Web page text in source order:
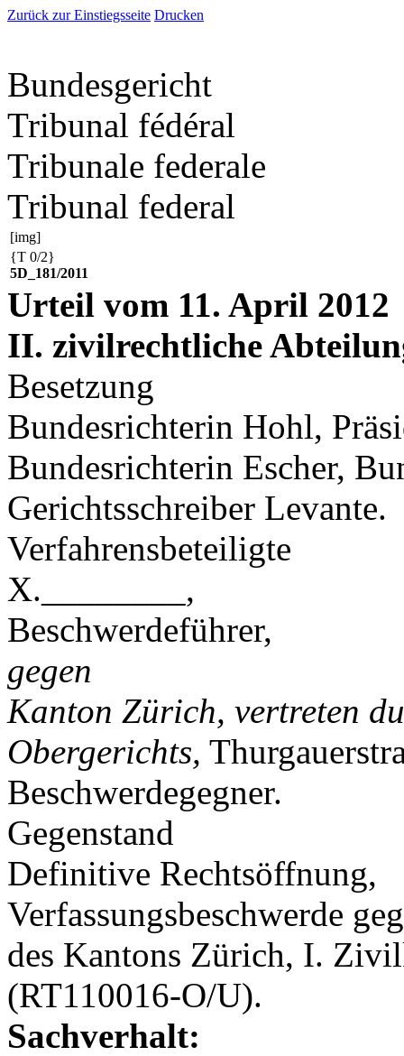
Zurück zur Einstiegsseite Drucken
Bundesgericht
Tribunal fédéral
Tribunale federale
Tribunal federal
[img]
{T 0/2}
5D_181/2011
Urteil vom 11. April 2012
II. zivilrechtliche
Besetzung
Bundesrichterin Hohl,
Bundesrichterin Escher,
Gerichtsschreiber Levante.
Verfahrensbeteiligte
X.________,
Beschwerdeführer,
gegen
Kanton Zürich, vertreten
Obergerichts,
Beschwerdegegner.
Gegenstand
Definitive Rechtsöffnung,
Verfassungsbeschwerde
des Kantons Zürich, I.
(RT110016-O/U).
Sachverhalt: